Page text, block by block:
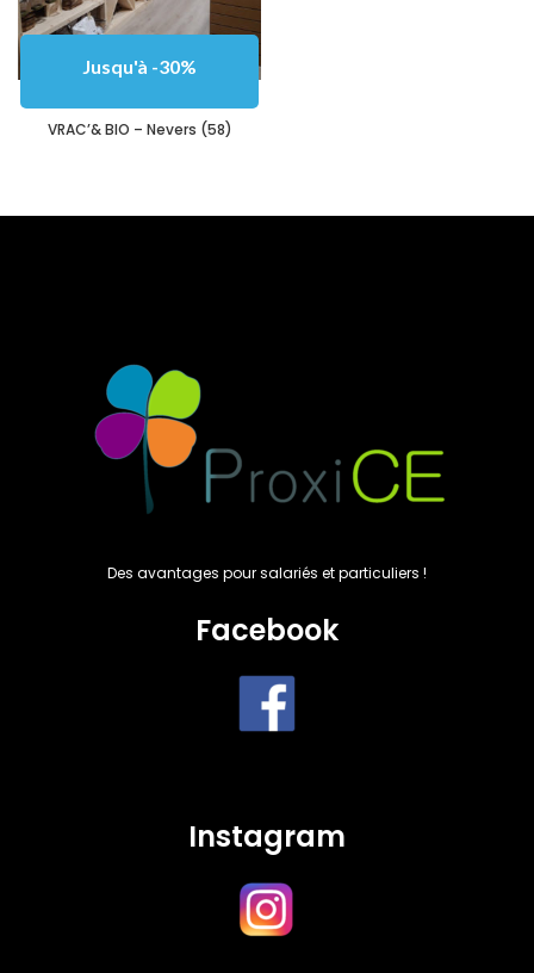
Jusqu'à -30%
VRAC’& BIO – Nevers (58)
Des avantages pour salariés et particuliers !
Facebook
Instagram